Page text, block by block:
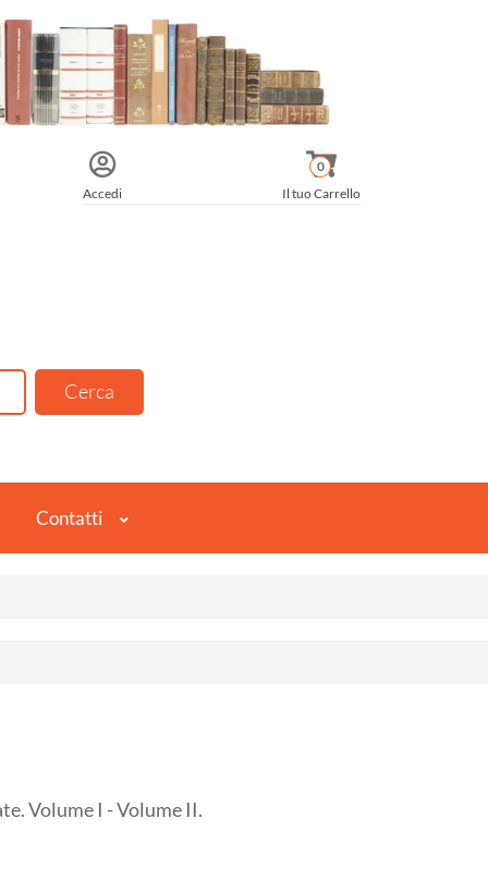
Accedi Il tuo Carrello
0
Contatti
Volume I - Volume II.